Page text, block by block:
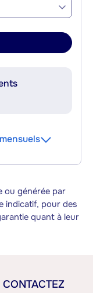
ou générée par
indicatif, pour des
quant à leur
CONTACTEZ